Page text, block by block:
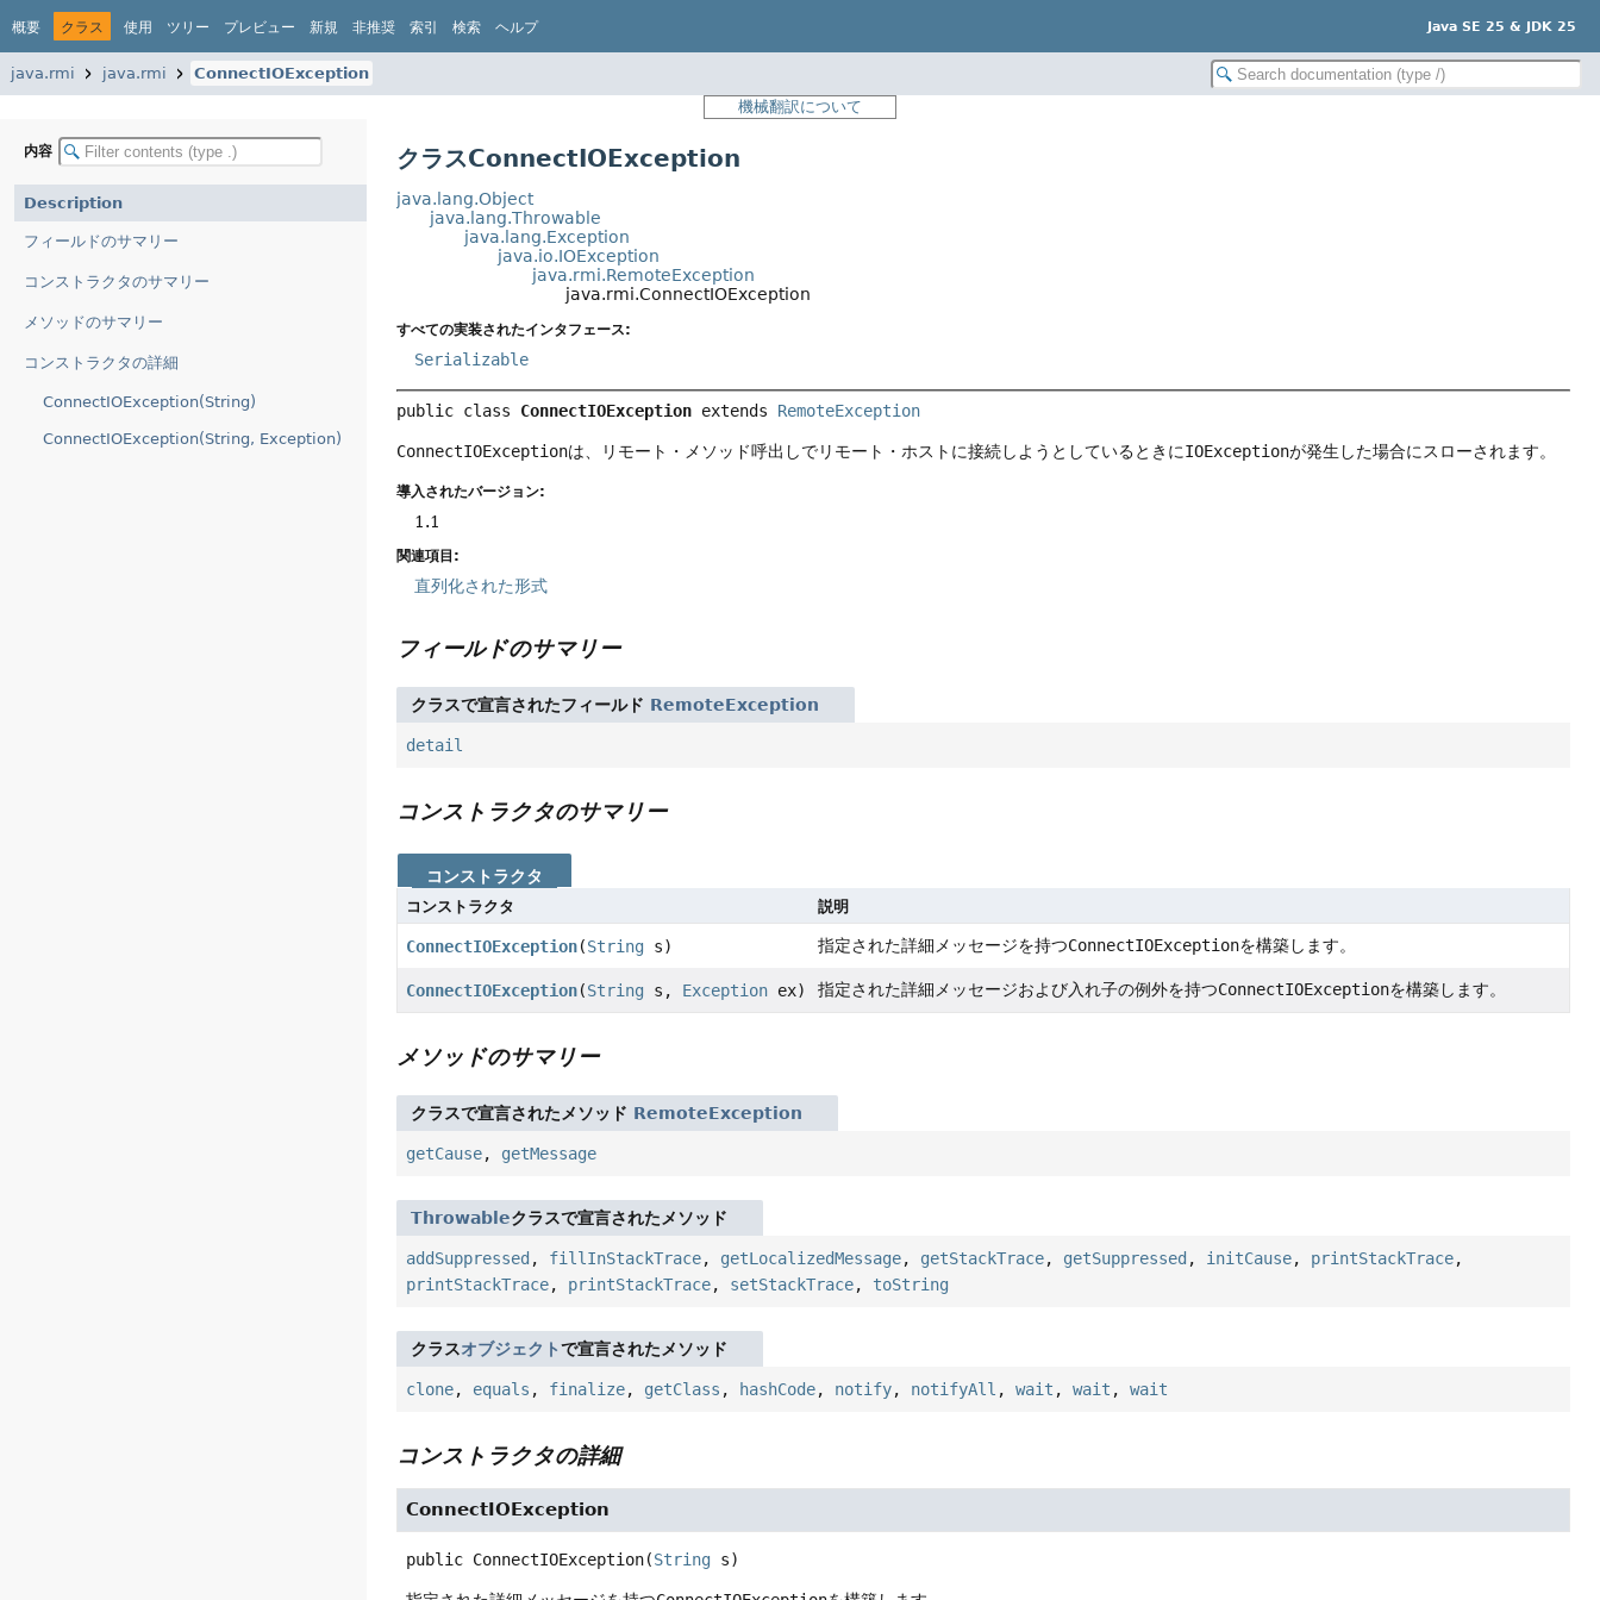
概要 クラス 使用 ツリー プレビュー 新規 非推奨 索引 検索 ヘルプ Java SE 25 & JDK 25
java.rmi java.rmi
ConnectIOException
機械翻訳について
内容
Description
フィールドのサマリー
コンストラクタのサマリー
メソッドのサマリー
コンストラクタの詳細
ConnectIOException(String)
ConnectIOException(String, Exception)
クラスConnectIOException
java.lang.Object
java.lang.Throwable
java.lang.Exception
java.io.IOException
java.rmi.RemoteException
java.rmi.ConnectIOException
すべての実装されたインタフェース:
Serializable
public class ConnectIOException extends RemoteException
ConnectIOExceptionは、リモート・メソッド呼出しでリモート・ホストに接続しようとしているときにIOExceptionが発生した場合にスローされます。
導入されたバージョン:
1.1
関連項目:
直列化された形式
フィールドのサマリー
クラスで宣言されたフィールド RemoteException
detail
コンストラクタのサマリー
コンストラクタ
コンストラクタ 説明
ConnectIOException(String s) 指定された詳細メッセージを持つConnectIOExceptionを構築します。
ConnectIOException(String s, Exception ex) 指定された詳細メッセージおよび入れ子の例外を持つConnectIOExceptionを構築します。
メソッドのサマリー
クラスで宣言されたメソッド RemoteException
getCause, getMessage
Throwableクラスで宣言されたメソッド
addSuppressed , fillInStackTrace, getLocalizedMessage, getStackTrace, getSuppressed , initCause, printStackTrace,
printStackTrace, printStackTrace, setStackTrace, toString
クラスオブジェクトで宣言されたメソッド
clone, equals , finalize, getClass , hashCode, notify, notifyAll ,wait ,wait ,wait
コンストラクタの詳細
ConnectIOException
public ConnectIOException(String s)